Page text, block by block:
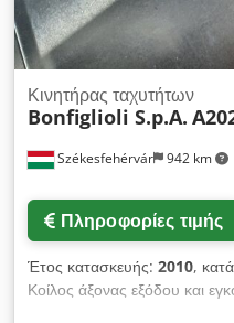
Székesfehérvár 942 km
Κινητήρας ταχυτήτων
Bonfiglioli S.p.A.
Πληροφορίες τιμής
Έτος κατασκευής: 2010,
Κοίλος άξονας εξόδου και
γραναζιών Csdpfxeh I D